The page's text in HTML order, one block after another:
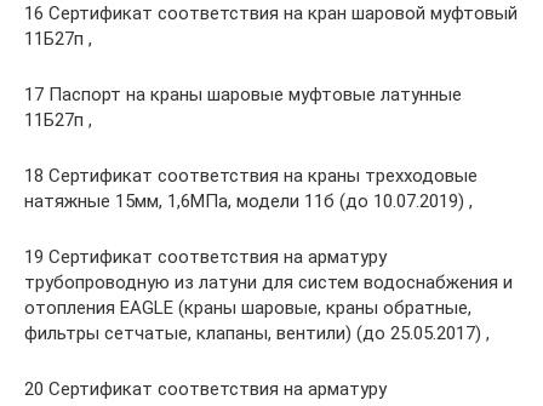
16 Сертификат соответствия на кран шаровой муфтовый
11Б27п ,
17 Паспорт на краны шаровые муфтовые латунные
11Б27п ,
18 Сертификат соответствия на краны трехходовые
натяжные 15мм, 1,6МПа, модели 11б (до 10.07.2019) ,
19 Сертификат соответствия на арматуру
трубопроводную из латуни для систем водоснабжения и
отопления EAGLE (краны шаровые, краны обратные,
фильтры сетчатые, клапаны, вентили) (до 25.05.2017) ,
20 Сертификат соответствия на арматуру